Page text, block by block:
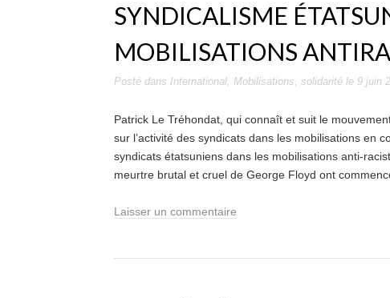
SYNDICALISME
MOBILISATIONS
Posté dans International, Mobilisations, solidarité le 9 juin
Patrick Le Tréhondat, qui connaît et suit le
sur l’activité des syndicats dans les mobilisations en
syndicats étatsuniens dans les mobilisations anti-
meurtre brutal et cruel de George Floyd ont
Laisser un commentaire